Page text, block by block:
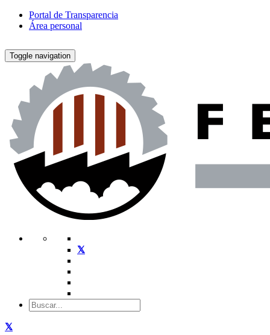
Portal de Transparencia
Área personal
Toggle navigation